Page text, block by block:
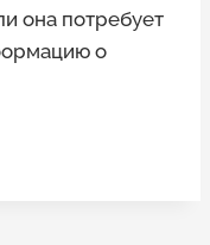
она потребует
о